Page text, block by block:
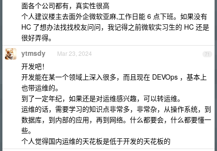
面各个公司都有，真实性很高
个人建议楼主去面外企微软亚麻,工作日能 6 点下班。如果没有
HC 了想办法找找校友问问，我记得之前微软实习生的 HC 还是
很好弄得。
71
ytmsdy Mar 23, 2024
开发吧！
开发能在某一个领域上深入很多，而且现在 DEVOps ，基本上
也带运维的。
到了一定年纪，如果还是对运维感兴趣，可以转运维。
运维的话，需要学习的知识点非常多，非常杂，从操作系统，到
数据库，到内部的应用，再到网络。什么都要会，什么都要懂一
些。
个人觉得国内运维的天花板是低于开发的天花板的